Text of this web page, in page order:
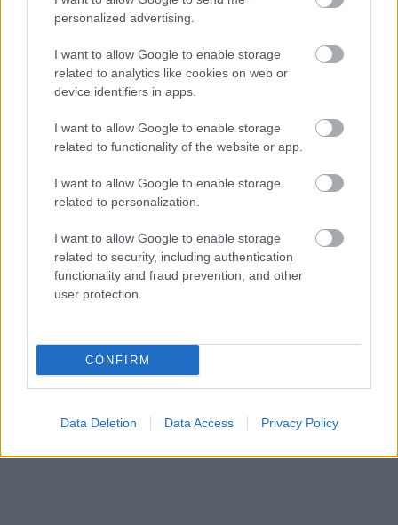
personalized advertising.
I want to allow Google to enable storage
related to analytics like cookies on web or
device identifiers in apps.
I want to allow Google to enable storage
related to functionality of the website or app.
I want to allow Google to enable storage
related to personalization.
I want to allow Google to enable storage
related to security, including authentication
functionality and fraud prevention, and other
user protection.
CONFIRM
Data Deletion Data Access Privacy Policy